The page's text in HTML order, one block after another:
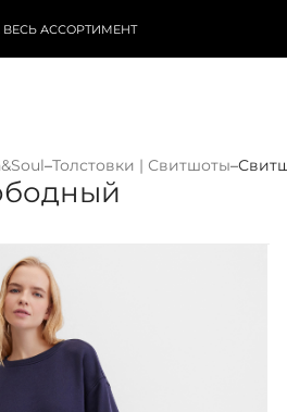
ВЕСЬ АССОРТИМЕНТ
–Толстовки | Свитшоты–